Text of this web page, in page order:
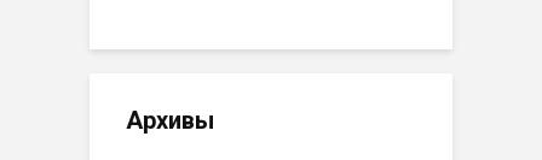
Архивы